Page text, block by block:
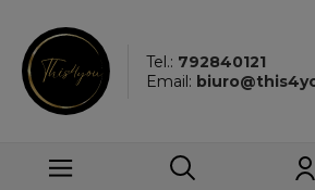
Tel.: 792840121
Email: